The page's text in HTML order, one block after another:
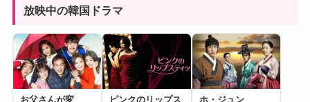
放映中の韓国ドラマ
お父さんが変
ピンクのリップス
ホ・ジュン